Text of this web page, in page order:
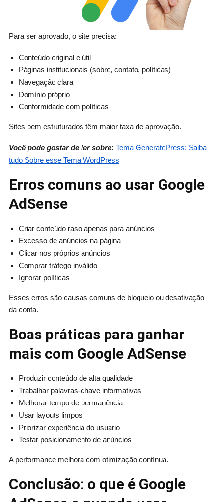
Para ser aprovado, o site precisa:
Conteúdo original e útil
Páginas institucionais (sobre, contato, políticas)
Navegação clara
Domínio próprio
Conformidade com políticas
Sites bem estruturados têm maior taxa de aprovação.
Você pode gostar de ler sobre: Tema GeneratePress: Saiba
tudo Sobre esse Tema WordPress
Erros comuns ao usar Google
AdSense
Criar conteúdo raso apenas para anúncios
Excesso de anúncios na página
Clicar nos próprios anúncios
Comprar tráfego inválido
Ignorar políticas
Esses erros são causas comuns de bloqueio ou desativação
da conta.
Boas práticas para ganhar
mais com Google AdSense
Produzir conteúdo de alta qualidade
Trabalhar palavras-chave informativas
Melhorar tempo de permanência
Usar layouts limpos
Priorizar experiência do usuário
Testar posicionamento de anúncios
A performance melhora com otimização contínua.
Conclusão: o que é Google